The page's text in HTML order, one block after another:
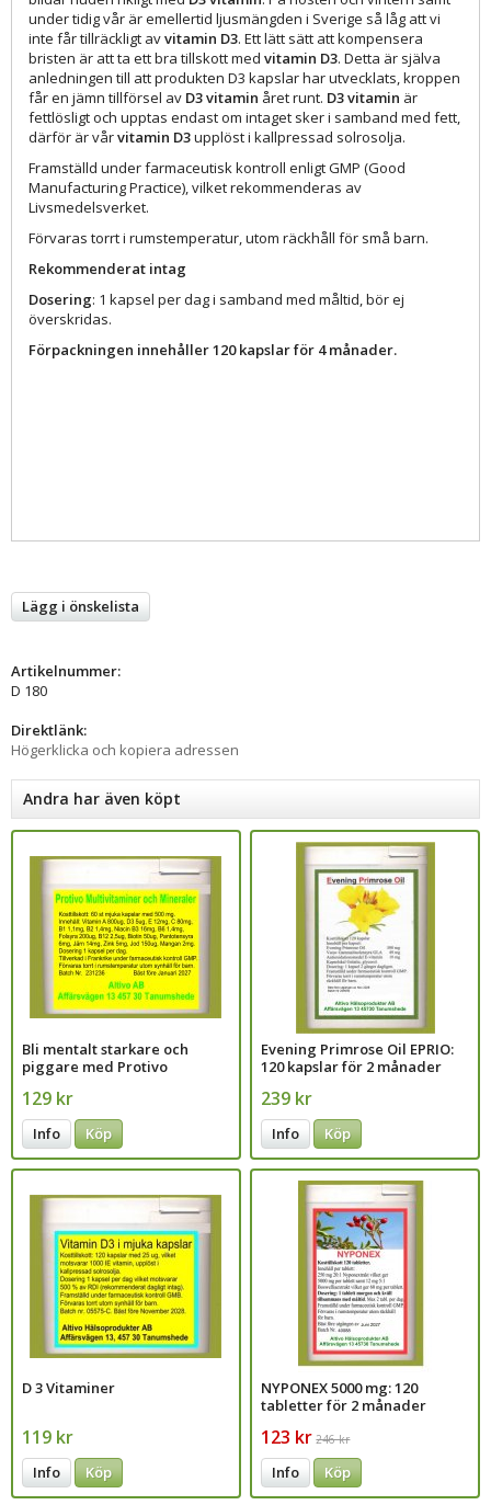
under tidig vår är emellertid ljusmängden i Sverige så låg att vi
inte får tillräckligt avvitamin D3. Ett lätt sätt att kompensera
bristen är att ta ett bra tillskott med vitamin D3. Detta är själva
anledningen till att produkten D3 kapslar har utvecklats, kroppen
får en jämn tillförsel av D3 vitamin året runt. D3 vitamin är
fettlösligt och upptas endast om intaget sker i samband med fett,
därför är vårvitamin D3upplöst i kallpressad solrosolja.
Framställd under farmaceutisk kontroll enligt GMP (Good
Manufacturing Practice), vilket rekommenderas av
Livsmedelsverket.
Förvaras torrt i rumstemperatur, utom räckhåll för små barn.
Rekommenderat intag
Dosering: 1 kapsel per dag i samband med måltid, bör ej
överskridas.
Förpackningen innehåller 120 kapslar för 4 månader.
Lägg i önskelista
Artikelnummer:
D 180
Direktlänk:
Högerklicka och kopiera adressen
Andra har även köpt
Bli mentalt starkare och
piggare med Protivo
129 kr
Info Köp
Evening Primrose Oil EPRIO:
120 kapslar för 2 månader
239 kr
Info Köp
D 3 Vitaminer
119 kr
Info Köp
NYPONEX 5000 mg: 120
tabletter för 2 månader
123 kr 246 kr
Info Köp